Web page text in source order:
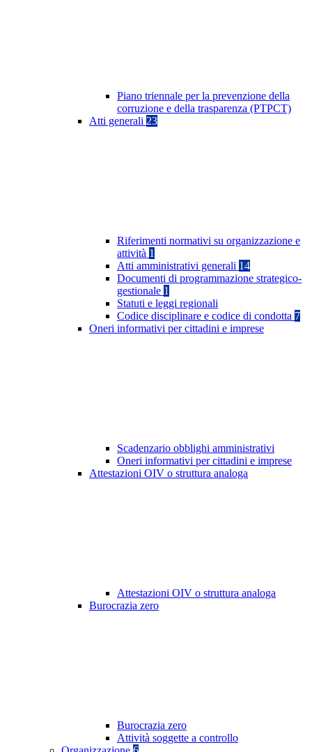
Piano triennale per la prevenzione della
corruzione e della trasparenza (PTPCT)
Atti generali 23
Riferimenti normativi su organizzazione e
attività 1
Atti amministrativi generali 14
Documenti di programmazione strategico-
gestionale 1
Statuti e leggi regionali
Codice disciplinare e codice di condotta 7
Oneri informativi per cittadini e imprese
Scadenzario obblighi amministrativi
Oneri informativi per cittadini e imprese
Attestazioni OIV o struttura analoga
Attestazioni OIV o struttura analoga
Burocrazia zero
Burocrazia zero
Attività soggette a controllo